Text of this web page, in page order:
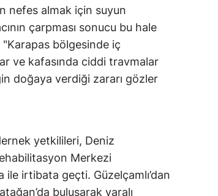
nefes almak için suyun
çarpması sonucu bu hale
bölgesinde iç
ve kafasında ciddi travmalar
doğaya verdiği zararı gözler
yetkilileri, Deniz
Merkezi
irtibata geçti. Güzelçamlı’dan
buluşarak yaralı